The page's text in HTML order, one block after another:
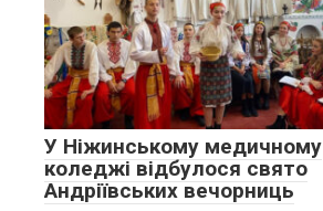
У Ніжинському медичному
коледжі відбулося свято
Андріївських вечорниць